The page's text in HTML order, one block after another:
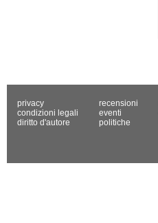
privacy
condizioni legali
diritto d'autore
recensioni
eventi
politiche